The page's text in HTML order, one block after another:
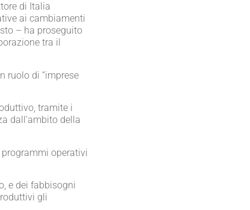
di Italia
ai cambiamenti
– ha proseguito
tra il
ruolo di “imprese
tramite i
dall’ambito della
operativi
e dei fabbisogni
gli